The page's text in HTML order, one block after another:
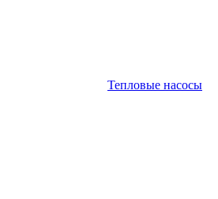
Тепловые насосы